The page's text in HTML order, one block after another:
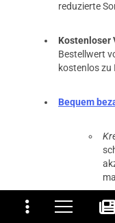
und
reduzierte
Kostenloser
Bestellwert
kostenlos zu
Bequem